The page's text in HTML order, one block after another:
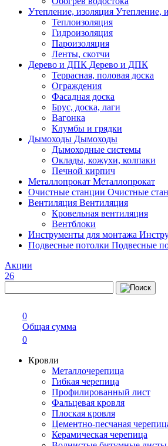
Утепление, изоляция Утепление,
Теплоизоляция
Гидроизоляция
Пароизоляция
Ленты, скотчи
Дерево и ДПК Дерево и ДПК
Террасная, половая доска
Ограждения
Фасадная доска
Брус, доска, лаги
Вагонка
Клумбы и грядки
Дымоходы Дымоходы
Дымоходные системы
Оклады, кожухи, колпаки
Печной кирпич
Металлопрокат Металлопрокат
Очистные станции Очистные
Вентиляция Вентиляция
Кровельная вентиляция
Вентблоки
Инструменты для монтажа
Подвесные потолки Подвесные
Акции
26
0
Общая сумма
0
Кровли
Металлочерепица
Гибкая черепица
Профилированный лист
Фальцевая кровля
Плоская кровля
Цементно-песчаная
Керамическая черепица